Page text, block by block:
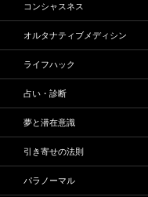
コンシャスネス
オルタナティブメディシン
ライフハック
占い・診断
夢と潜在意識
引き寄せの法則
パラノーマル